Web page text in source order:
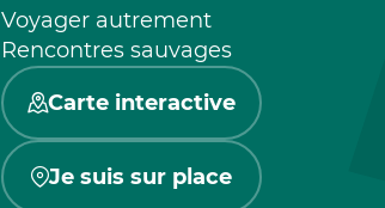
Voyager autrement
Rencontres sauvages
Carte interactive
Je suis sur place